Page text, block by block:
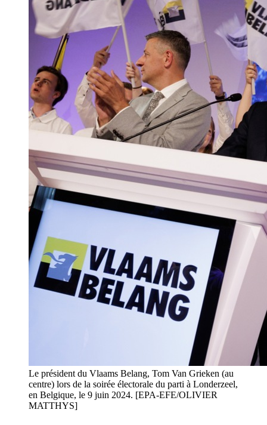
Le président du Vlaams Belang, Tom Van Grieken (au
centre) lors de la soirée électorale du parti à Londerzeel,
en Belgique, le 9 juin 2024. [EPA-EFE/OLIVIER
MATTHYS]